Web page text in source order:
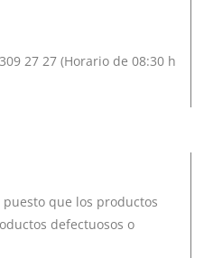
27 27 (Horario de 08:30 h
que los productos
defectuosos o